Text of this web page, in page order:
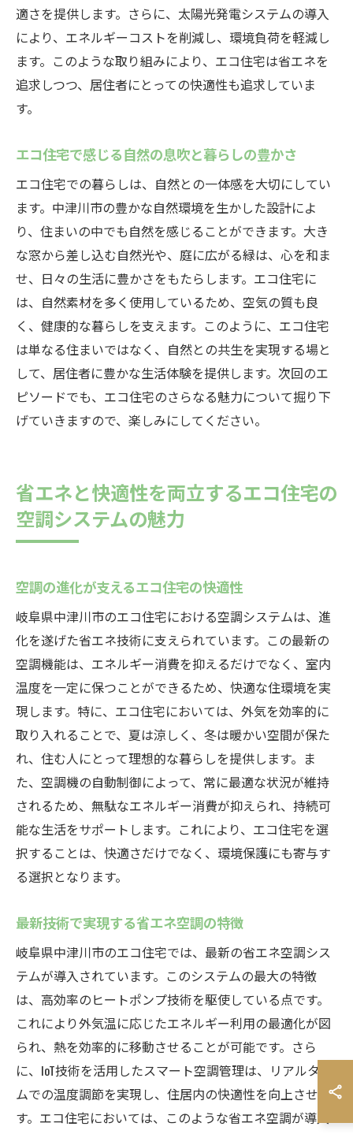
適さを提供します。さらに、太陽光発電システムの導入
により、エネルギーコストを削減し、環境負荷を軽減し
ます。このような取り組みにより、エコ住宅は省エネを
追求しつつ、居住者にとっての快適性も追求していま
す。
エコ住宅で感じる自然の息吹と暮らしの豊かさ
エコ住宅での暮らしは、自然との一体感を大切にしてい
ます。中津川市の豊かな自然環境を生かした設計によ
り、住まいの中でも自然を感じることができます。大き
な窓から差し込む自然光や、庭に広がる緑は、心を和ま
せ、日々の生活に豊かさをもたらします。エコ住宅に
は、自然素材を多く使用しているため、空気の質も良
く、健康的な暮らしを支えます。このように、エコ住宅
は単なる住まいではなく、自然との共生を実現する場と
して、居住者に豊かな生活体験を提供します。次回のエ
ピソードでも、エコ住宅のさらなる魅力について掘り下
げていきますので、楽しみにしてください。
省エネと快適性を両立するエコ住宅の
空調システムの魅力
空調の進化が支えるエコ住宅の快適性
岐阜県中津川市のエコ住宅における空調システムは、進
化を遂げた省エネ技術に支えられています。この最新の
空調機能は、エネルギー消費を抑えるだけでなく、室内
温度を一定に保つことができるため、快適な住環境を実
現します。特に、エコ住宅においては、外気を効率的に
取り入れることで、夏は涼しく、冬は暖かい空間が保た
れ、住む人にとって理想的な暮らしを提供します。ま
た、空調機の自動制御によって、常に最適な状況が維持
されるため、無駄なエネルギー消費が抑えられ、持続可
能な生活をサポートします。これにより、エコ住宅を選
択することは、快適さだけでなく、環境保護にも寄与す
る選択となります。
最新技術で実現する省エネ空調の特徴
岐阜県中津川市のエコ住宅では、最新の省エネ空調シス
テムが導入されています。このシステムの最大の特徴
は、高効率のヒートポンプ技術を駆使している点です。
これにより外気温に応じたエネルギー利用の最適化が図
られ、熱を効率的に移動させることが可能です。さら
に、IoT技術を活用したスマート空調管理は、リアルタイ
ムでの温度調節を実現し、住居内の快適性を向上させま
す。エコ住宅においては、このような省エネ空調が導入